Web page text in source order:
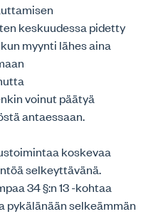
keskuudessa pidetty
myynti lähes aina
voinut päätyä
antaessaan.
koskevaa
selkeyttävänä.
34 §:n 13 -kohtaa
pykälänään selkeämmän